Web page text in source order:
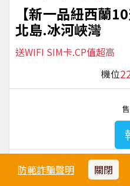
防範詐騙聲明 關閉
【新一品紐西蘭
北島.冰河峽灣
送WIFI SIM卡.CP值超高
機位
桃園國際機場出發